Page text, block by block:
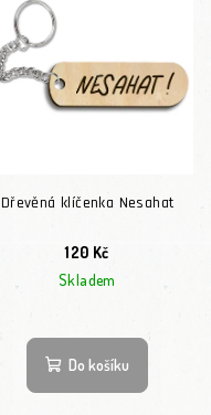
Dřevěná klíčenka Nesahat
120 Kč
Skladem
Do košíku